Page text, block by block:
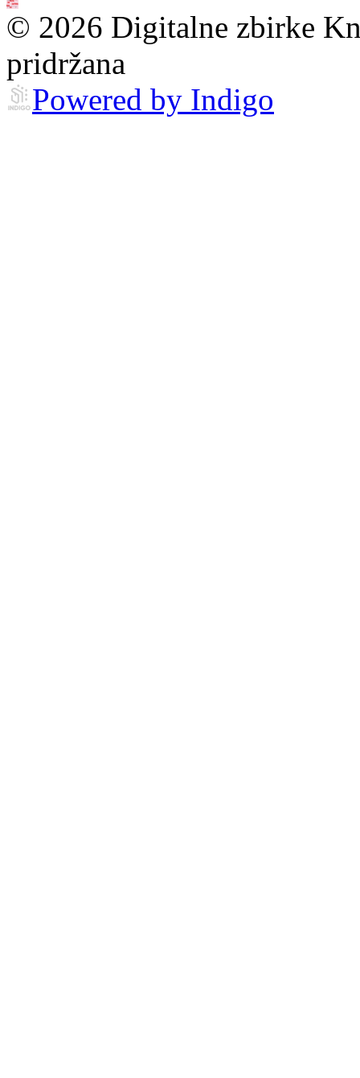
© 2026 Digitalne zbirke
pridržana
Powered by Indigo